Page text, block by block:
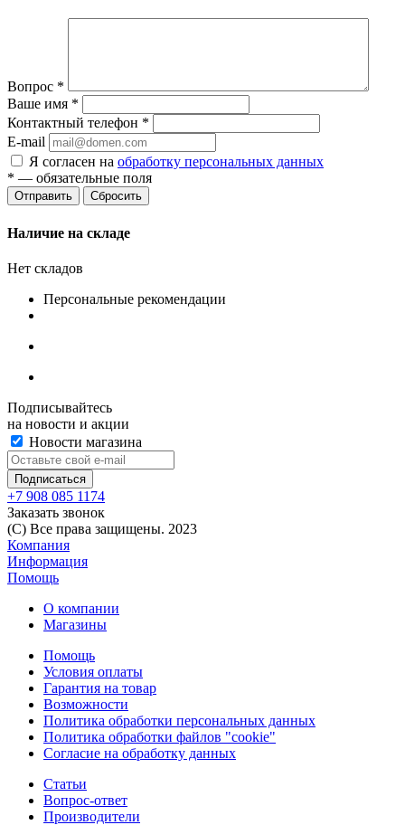
Вопрос *
Ваше имя *
Контактный телефон *
E-mail
Я согласен на обработку персональных данных
* — обязательные поля
Сбросить
Наличие на складе
Нет складов
Персональные рекомендации
Подписывайтесь
на новости и акции
Новости магазина
+7 908 085 1174
Заказать звонок
(C) Все права защищены. 2023
Компания
Информация
Помощь
О компании
Магазины
Помощь
Условия оплаты
Гарантия на товар
Возможности
Политика обработки персональных данных
Политика обработки файлов "cookie"
Согласие на обработку данных
Статьи
Вопрос-ответ
Производители